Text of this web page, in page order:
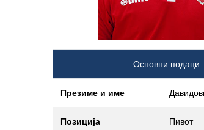
Основни подаци
Презиме и име
Позиција Пивот